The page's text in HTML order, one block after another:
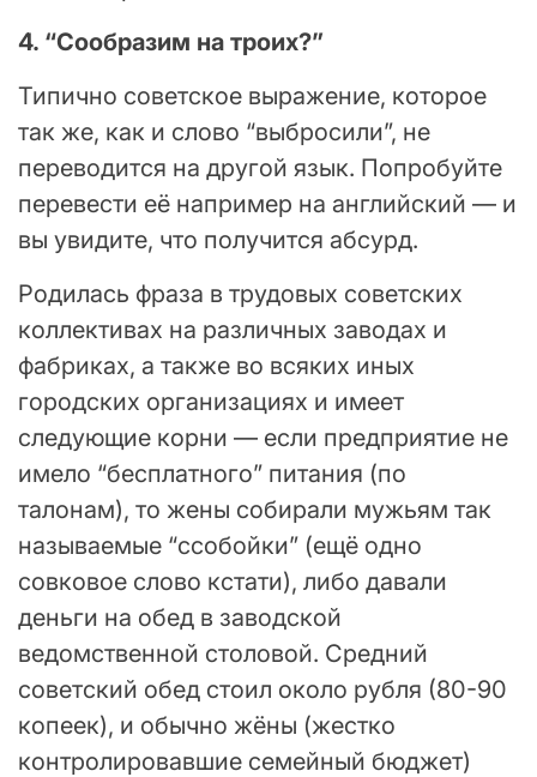
4. “Сообразим на троих?”
Типично советское выражение, которое
так же, как и слово “выбросили”, не
переводится на другой язык. Попробуйте
перевести её например на английский — и
вы увидите, что получится абсурд.
Родилась фраза в трудовых советских
коллективах на различных заводах и
фабриках, а также во всяких иных
городских организациях и имеет
следующие корни — если предприятие не
имело “бесплатного” питания (по
талонам), то жены собирали мужьям так
называемые “ссобойки” (ещё одно
совковое слово кстати), либо давали
деньги на обед в заводской
ведомственной столовой. Средний
советский обед стоил около рубля (80-90
копеек), и обычно жёны (жестко
контролировавшие семейный бюджет)